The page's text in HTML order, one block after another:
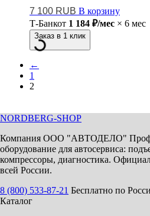
7 100 RUB В корзину
Т-Банкот 1 184 ₽/мес × 6 мес
Заказ в 1 клик
←
1
2
NORDBERG-SHOP
Компания ООО "АВТОДЕЛО"
оборудование для автосервиса:
компрессоры, диагностика.
всей России.
8 (800) 533-87-21 Бесплатно по
Каталог